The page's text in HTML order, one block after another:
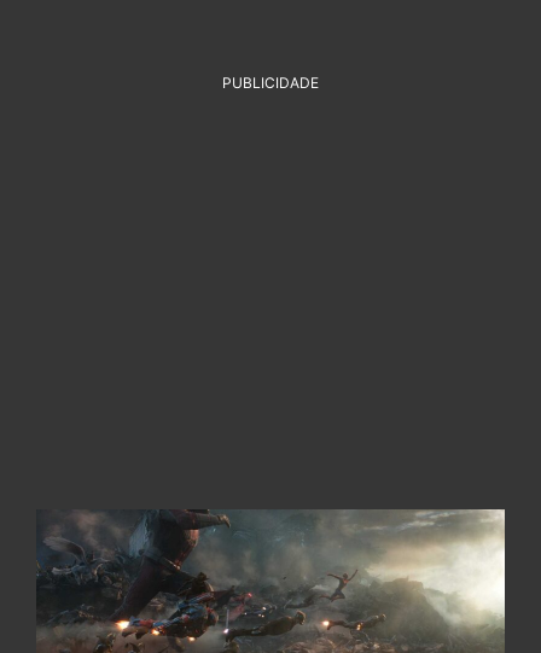
PUBLICIDADE